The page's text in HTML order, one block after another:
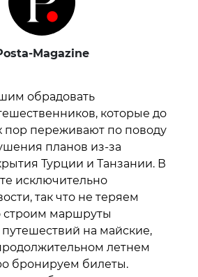
Magazine
обрадовать
которые до
пор переживают по поводу
планов из-за
Турции и Танзании. В
исключительно
так что не теряем
строим маршруты
на майские,
летнем
бронируем билеты.